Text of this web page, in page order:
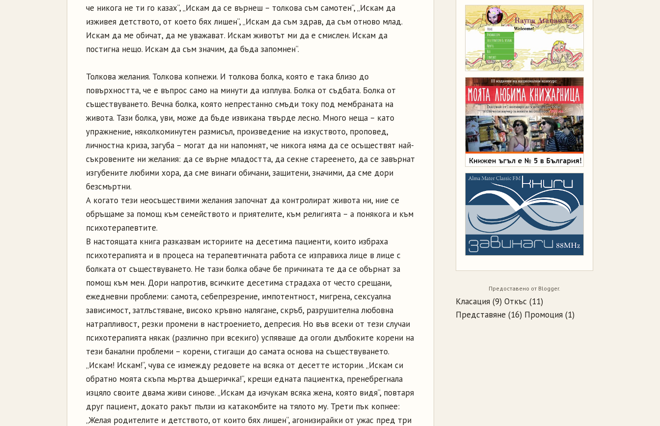
че никога не ти го казах“, „Искам да се върнеш – толкова съм самотен“, „Искам да
изживея детството, от което бях лишен“, „Искам да съм здрав, да съм отново млад.
Искам да ме обичат, да ме уважават. Искам животът ми да е смислен. Искам да
постигна нещо. Искам да съм значим, да бъда запомнен“.
Толкова желания. Толкова копнежи. И толкова болка, която е така близо до
повърхността, че е въпрос само на минути да изплува. Болка от съдбата. Болка от
съществуването. Вечна болка, която непрестанно смъди току под мембраната на
живота. Тази болка, уви, може да бъде извикана твърде лесно. Много неща – като
упражнение, няколкоминутен размисъл, произведение на изкуството, проповед,
личностна криза, загуба – могат да ни напомнят, че никога няма да се осъществят най-
съкровените ни желания: да се върне младостта, да секне стареенето, да се завърнат
изгубените любими хора, да сме винаги обичани, защитени, значими, да сме дори
безсмъртни.
А когато тези неосъществими желания започнат да контролират живота ни, ние се
обръщаме за помощ към семейството и приятелите, към религията – а понякога и към
психотерапевтите.
В настоящата книга разказвам историите на десетима пациенти, които избраха
психотерапията и в процеса на терапевтичната работа се изправиха лице в лице с
болката от съществуването. Не тази болка обаче бе причината те да се обърнат за
помощ към мен. Дори напротив, всичките десетима страдаха от често срещани,
ежедневни проблеми: самота, себепрезрение, импотентност, мигрена, сексуална
зависимост, затлъстяване, високо кръвно налягане, скръб, разрушителна любовна
натрапливост, резки промени в настроението, депресия. Но във всеки от тези случаи
психотерапията някак (различно при всекиго) успяваше да оголи дълбоките корени на
тези банални проблеми – корени, стигащи до самата основа на съществуването.
„Искам! Искам!“, чува се измежду редовете на всяка от десетте истории. „Искам си
обратно моята скъпа мъртва дъщеричка!“, крещи едната пациентка, пренебрегнала
изцяло своите двама живи синове. „Искам да изчукам всяка жена, която видя“, повтаря
друг пациент, докато ракът пълзи из катакомбите на тялото му. Трети пък копнее:
„Желая родителите и детството, от които бях лишен“, агонизирайки от ужас пред три
Предоставено от Blogger.
Класация (9) Откъс (11)
Представяне (16) Промоция (1)